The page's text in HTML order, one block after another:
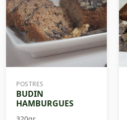
POSTRES
BUDIN
HAMBURGUES